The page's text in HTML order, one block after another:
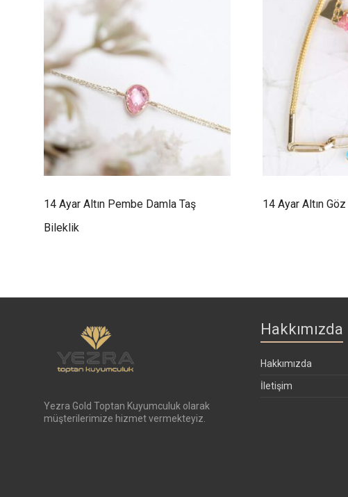
14 Ayar Altın Pembe Damla Taş
Bileklik
14 Ayar Altın
Yezra Gold Toptan Kuyumculuk olarak
müşterilerimize hizmet vermekteyiz.
Hakkımızda
Hakkımızda
İletişim